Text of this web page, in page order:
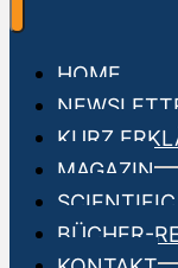
HOME
KURZ
MAGAZIN
BÜCHER-